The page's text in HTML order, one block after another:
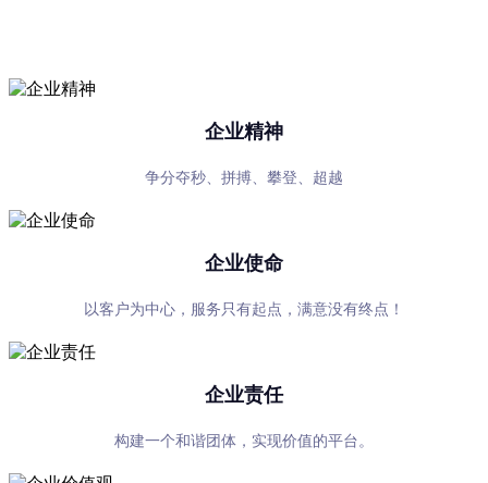
企业精神
争分夺秒、拼搏、攀登、超越
企业使命
以客户为中心，服务只有起点，满意没有终点！
企业责任
构建一个和谐团体，实现价值的平台。